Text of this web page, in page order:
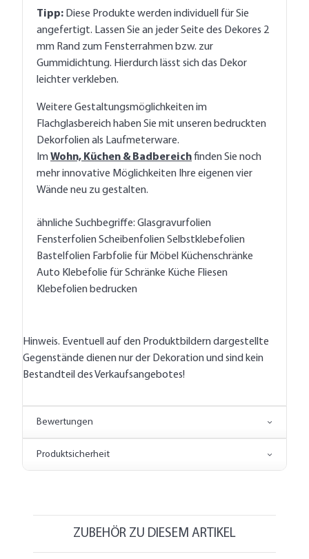
Tipp:Diese Produkte werden individuell für Sie
angefertigt. Lassen Sie an jeder Seite des Dekores 2
mm Rand zum Fensterrahmen bzw. zur
Gummidichtung. Hierdurch lässt sich das Dekor
Weitere Gestaltungsmöglichkeiten im
Flachglasbereich haben Sie mit unseren
Dekorfolien als Laufmeterware.
ImWohn, Küchen & Badbereichfinden Sie noch
mehr innovative Möglichkeiten Ihre eigenen vier
ähnliche Suchbegriffe: Glasgravurfolien
Fensterfolien Scheibenfolien Selbstklebefolien
Bastelfolien Farbfolie für Möbel Küchenschränke
Auto Klebefolie für Schränke Küche Fliesen
Hinweis. Eventuell auf den Produktbildern dargestellte
Gegenstände dienen nur der Dekoration und sind kein
Bewertungen
Produktsicherheit
ZUBEHÖR ZU DIESEM ARTIKEL